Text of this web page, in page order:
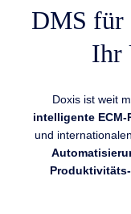
DMS für
Ihr
Doxis ist weit
intelligente ECM-
und